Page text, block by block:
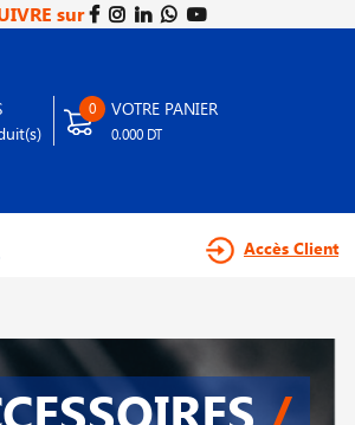
sur
0 VOTRE PANIER
0.000 DT
Accès Client